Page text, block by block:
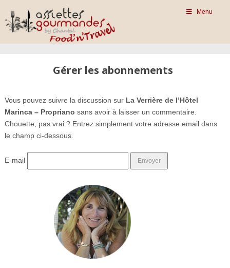
Menu
Gérer les abonnements
Vous pouvez suivre la discussion sur La Verrière de l’Hôtel
Marinca – Propriano sans avoir à laisser un commentaire.
Chouette, pas vrai ? Entrez simplement votre adresse email dans
le champ ci-dessous.
E-mail